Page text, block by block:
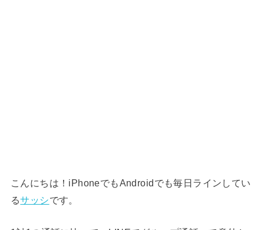
こんにちは！iPhoneでもAndroidでも毎日ラインしてい
るサッシです。